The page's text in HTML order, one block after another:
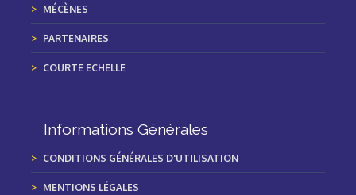
MÉCÈNES
PARTENAIRES
COURTE ECHELLE
Informations Générales
CONDITIONS GÉNÉRALES D'UTILISATION
MENTIONS LÉGALES